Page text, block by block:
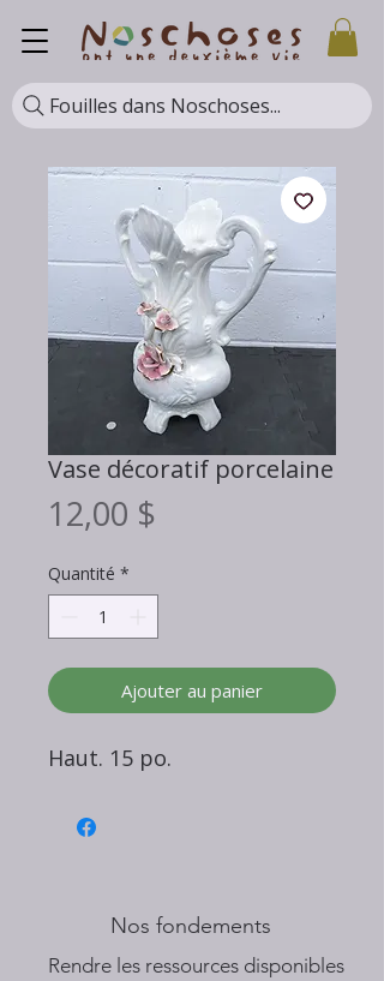
Fouilles dans Noschoses...
Vase décoratif porcelaine
12,00 $
Quantité *
Ajouter au panier
Haut. 15 po.
Nos fondements
​Rendre les ressources disponibles